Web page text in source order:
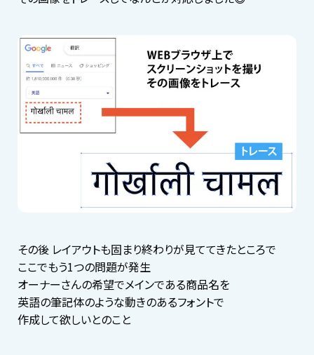
その後 レイアウトも固まり終わりが見ててきたところで
ここでもう1つの問題が発生
オーナーさんの希望でメインである商品名を
英語の筆記体のような動きのあるフォントで
作成して欲しいとのこと